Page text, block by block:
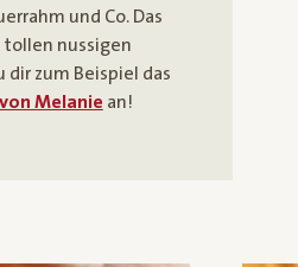
und Co. Das
nussigen
dir zum Beispiel das
Melanie an!